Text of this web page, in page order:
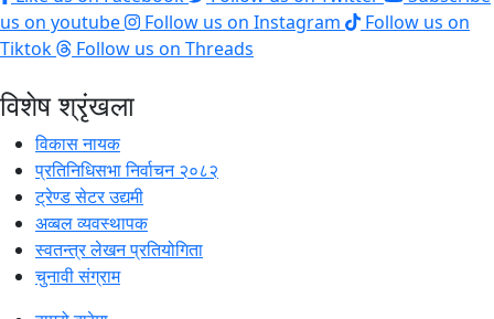
us on youtube
Follow us on Instagram
Follow us on
Tiktok
Follow us on Threads
विशेष श्रृंखला
विकास नायक
प्रतिनिधिसभा निर्वाचन २०८२
ट्रेण्ड सेटर उद्यमी
अव्बल व्यवस्थापक
स्वतन्त्र लेखन प्रतियोगिता
चुनावी संग्राम